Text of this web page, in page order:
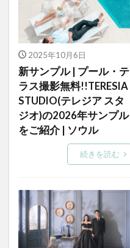
2025年10月6日
新サンプル | プール・テ
ラス撮影無料!!TERESIA
STUDIO(テレジア スタ
ジオ)の2026年サンプル
をご紹介 | ソウル
続きを読む